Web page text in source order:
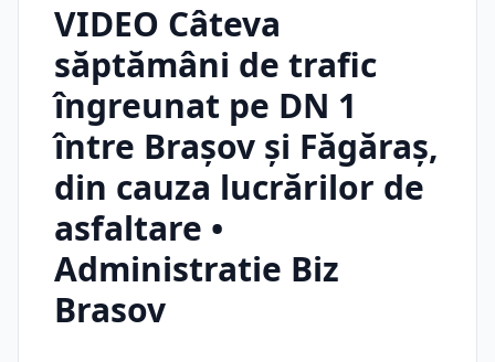
VIDEO Câteva
săptămâni de trafic
îngreunat pe DN 1
între Brașov și Făgăraș,
din cauza lucrărilor de
asfaltare •
Administratie Biz
Brasov